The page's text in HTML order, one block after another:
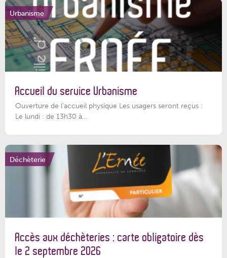
Urbanisme
Accueil du service Urbanisme
Ouverture de l'accueil physique Les usagers seront reçus :
Le lundi : de 13h30 à...
Déchèterie
Accès aux déchèteries : carte obligatoire dès
le 2 septembre 2026